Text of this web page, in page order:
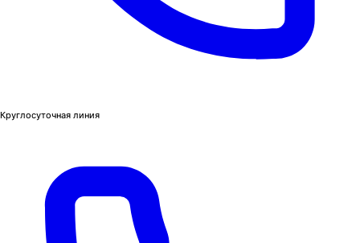
Круглосуточная линия